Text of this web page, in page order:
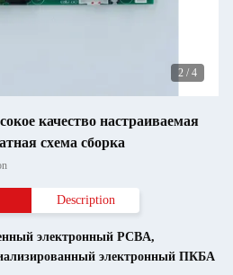
2 / 4
качество настраиваемая
схема сборка
Description
электронный PCBA,
электронный ПКБА